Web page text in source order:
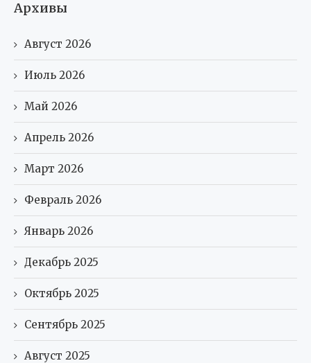
Архивы
Август 2026
Июль 2026
Май 2026
Апрель 2026
Март 2026
Февраль 2026
Январь 2026
Декабрь 2025
Октябрь 2025
Сентябрь 2025
Август 2025